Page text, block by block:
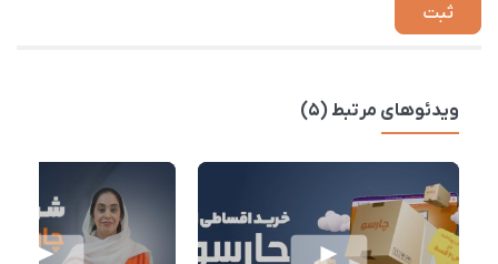
ویدئوهای مرتبط (5)